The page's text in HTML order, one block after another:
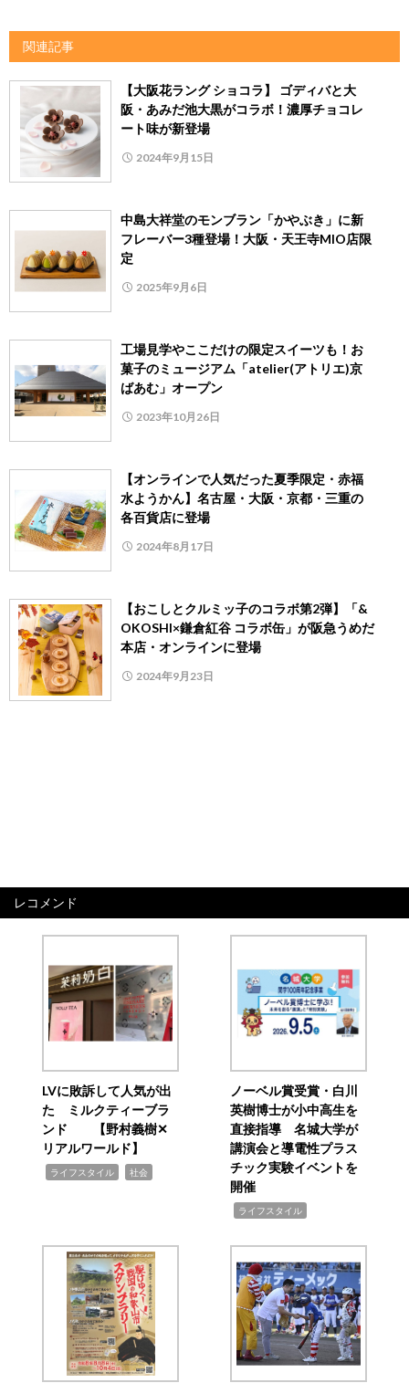
関連記事
【大阪花ラング ショコラ】 ゴディバと大
阪・あみだ池大黒がコラボ！濃厚チョコレ
ート味が新登場
2024年9月15日
中島大祥堂のモンブラン「かやぶき」に新
フレーバー3種登場！大阪・天王寺MIO店限
定
2025年9月6日
工場見学やここだけの限定スイーツも！お
菓子のミュージアム「atelier(アトリエ)京
ばあむ」オープン
2023年10月26日
【オンラインで人気だった夏季限定・赤福
水ようかん】名古屋・大阪・京都・三重の
各百貨店に登場
2024年8月17日
【おこしとクルミッ子のコラボ第2弾】「&
OKOSHI×鎌倉紅谷 コラボ缶」が阪急うめだ
本店・オンラインに登場
2024年9月23日
レコメンド
LVに敗訴して人気が出
た ミルクティーブラ
ンド 【野村義樹✕
リアルワールド】
ライフスタイル 社会
ノーベル賞受賞・白川
英樹博士が小中高生を
直接指導 名城大学が
講演会と導電性プラス
チック実験イベントを
開催
ライフスタイル